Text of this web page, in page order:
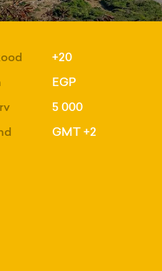
+20
EGP
5 000
GMT +2